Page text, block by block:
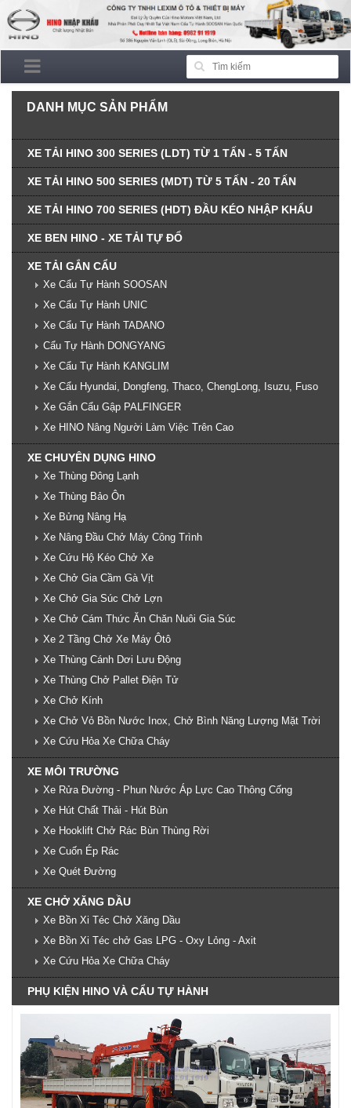
DANH MỤC SẢN PHẨM
XE TẢI HINO 300 SERIES (LDT) TỪ 1 TẤN - 5 TẤN
XE TẢI HINO 500 SERIES (MDT) TỪ 5 TẤN - 20 TẤN
XE TẢI HINO 700 SERIES (HDT) ĐẦU KÉO NHẬP KHẨU
XE BEN HINO - XE TẢI TỰ ĐỔ
XE TẢI GẮN CẨU
Xe Cẩu Tự Hành SOOSAN
Xe Cẩu Tự Hành UNIC
Xe Cẩu Tự Hành TADANO
Cẩu Tự Hành DONGYANG
Xe Cẩu Tự Hành KANGLIM
Xe Cẩu Hyundai, Dongfeng, Thaco, ChengLong, Isuzu, Fuso
Xe Gắn Cẩu Gập PALFINGER
Xe HINO Nâng Người Làm Việc Trên Cao
XE CHUYÊN DỤNG HINO
Xe Thùng Đông Lạnh
Xe Thùng Bảo Ôn
Xe Bửng Nâng Hạ
Xe Nâng Đầu Chở Máy Công Trình
Xe Cứu Hộ Kéo Chở Xe
Xe Chở Gia Cầm Gà Vịt
Xe Chở Gia Súc Chở Lợn
Xe Chở Cám Thức Ăn Chăn Nuôi Gia Súc
Xe 2 Tầng Chở Xe Máy Ôtô
Xe Thùng Cánh Dơi Lưu Động
Xe Thùng Chở Pallet Điện Tử
Xe Chở Kính
Xe Chở Vỏ Bồn Nước Inox, Chở Bình Năng Lượng Mặt Trời
Xe Cứu Hỏa Xe Chữa Cháy
XE MÔI TRƯỜNG
Xe Rửa Đường - Phun Nước Áp Lực Cao Thông Cống
Xe Hút Chất Thải - Hút Bùn
Xe Hooklift Chở Rác Bùn Thùng Rời
Xe Cuốn Ép Rác
Xe Quét Đường
XE CHỞ XĂNG DẦU
Xe Bồn Xi Téc Chở Xăng Dầu
Xe Bồn Xi Téc chở Gas LPG - Oxy Lỏng - Axit
Xe Cứu Hỏa Xe Chữa Cháy
PHỤ KIỆN HINO VÀ CẨU TỰ HÀNH